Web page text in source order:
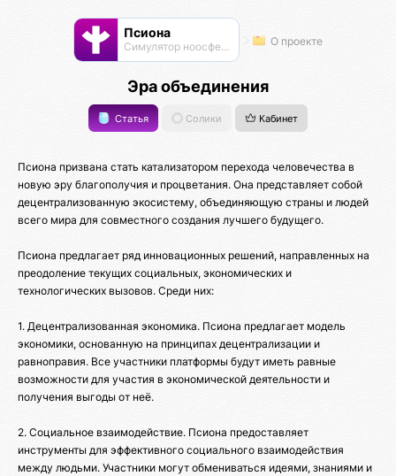
Псиона
Cимулятор ноосферы О проекте
Эра объединения
Статья Солики Кабинет
Псиона призвана стать катализатором перехода человечества в
новую эру благополучия и процветания. Она представляет собой
децентрализованную экосистему, объединяющую страны и людей
всего мира для совместного создания лучшего будущего.
Псиона предлагает ряд инновационных решений, направленных на
преодоление текущих социальных, экономических и
технологических вызовов. Среди них:
1. Децентрализованная экономика. Псиона предлагает модель
экономики, основанную на принципах децентрализации и
равноправия. Все участники платформы будут иметь равные
возможности для участия в экономической деятельности и
получения выгоды от неё.
2. Социальное взаимодействие. Псиона предоставляет
инструменты для эффективного социального взаимодействия
между людьми. Участники могут обмениваться идеями, знаниями и